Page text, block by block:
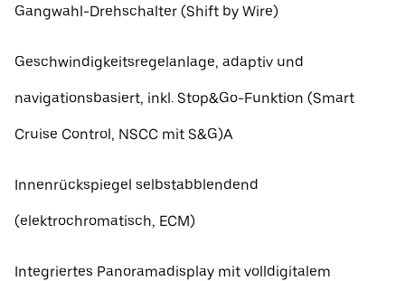
Gangwahl-Drehschalter (Shift by Wire)
Geschwindigkeitsregelanlage, adaptiv und
navigationsbasiert, inkl. Stop&Go-Funktion (Smart
Cruise Control, NSCC mit S&G)A
Innenrückspiegel selbstabblendend
(elektrochromatisch, ECM)
Integriertes Panoramadisplay mit volldigitalem